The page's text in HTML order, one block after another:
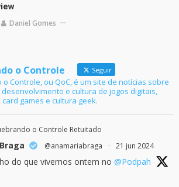
Daniel Gomes
o Controle Seguir
Controle, ou QoC, é um site de notícias sobre
desenvolvimento e cultura de jogos digitais,
card games e cultura geek.
o Controle Retuitado
@anamariabraga · 21 jun 2024
do que vivemos ontem no @Podpah